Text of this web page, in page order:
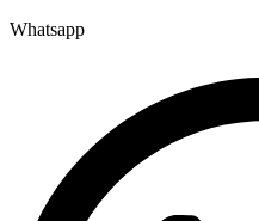
Whatsapp